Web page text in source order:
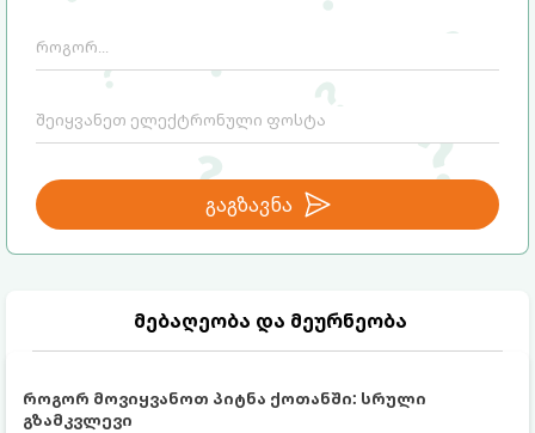
გაგზავნა
მებაღეობა და მეურნეობა
როგორ მოვიყვანოთ პიტნა ქოთანში: სრული
გზამკვლევი